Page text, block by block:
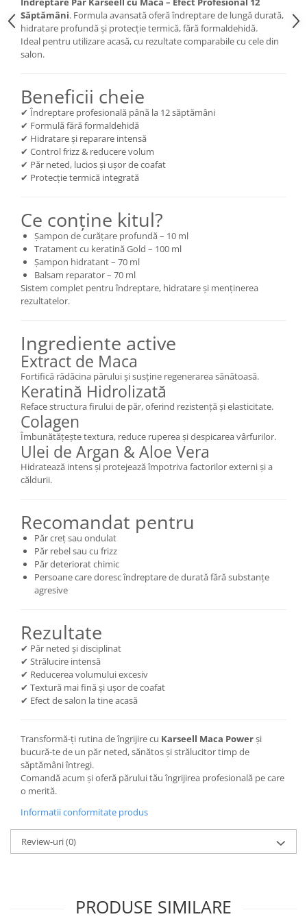
Cătină
Chlorella
Colina
Produse Apicole
Cacao
Săptămâni. Formula avansată oferă îndreptare de lungă durată,
hidratare profundă și protecție termică, fără formaldehidă.
Ideal pentru utilizare acasă, cu rezultate comparabile cu cele din
salon.
Beneficii cheie
✔ Îndreptare profesională până la 12 săptămâni
✔ Formulă fără formaldehidă
✔ Hidratare și reparare intensă
✔ Control frizz & reducere volum
✔ Păr neted, lucios și ușor de coafat
✔ Protecție termică integrată
Ce conține kitul?
Șampon de curățare profundă – 10 ml
Tratament cu keratină Gold – 100 ml
Șampon hidratant – 70 ml
Balsam reparator – 70 ml
Sistem complet pentru îndreptare, hidratare și menținerea
rezultatelor.
Ingrediente active
Extract de Maca
Fortifică rădăcina părului și susține regenerarea sănătoasă.
Keratină Hidrolizată
Reface structura firului de păr, oferind rezistență și elasticitate.
Colagen
Îmbunătățește textura, reduce ruperea și despicarea vârfurilor.
Ulei de Argan & Aloe Vera
Hidratează intens și protejează împotriva factorilor externi și a
căldurii.
Recomandat pentru
Păr creț sau ondulat
Păr rebel sau cu frizz
Păr deteriorat chimic
Persoane care doresc îndreptare de durată fără substanțe
agresive
Rezultate
✔ Păr neted și disciplinat
✔ Strălucire intensă
✔ Reducerea volumului excesiv
✔ Textură mai fină și ușor de coafat
✔ Efect de salon la tine acasă
Transformă-ți rutina de îngrijire cu Karseell Maca Powerși
bucură-te de un păr neted, sănătos și strălucitor timp de
săptămâni întregi.
Comandă acum și oferă părului tău îngrijirea profesională pe care
o merită.
Informatii conformitate produs
Review-uri(0)
PRODUSE SIMILARE